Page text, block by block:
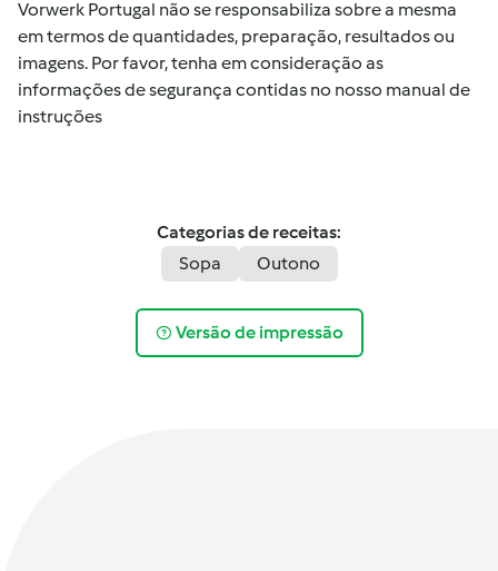
Vorwerk Portugal não se responsabiliza sobre a mesma
em termos de quantidades, preparação, resultados ou
imagens. Por favor, tenha em consideração as
informações de segurança contidas no nosso manual de
instruções
Categorias de receitas:
Sopa
Outono
Versão de impressão